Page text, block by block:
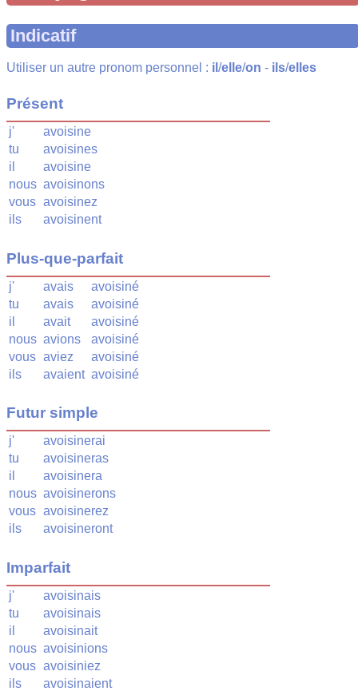
Indicatif
Utiliser un autre pronom personnel : il /elle/on - ils/elles
Présent
j'
avoisine
tu
avoisines
il
avoisine
nous avoisinons
vous avoisinez
ils
avoisinent
Plus-que-parfait
j' avais
avoisiné
tu
avais
avoisiné
il
avait
avoisiné
nous avions
avoisiné
vous aviez
avoisiné
ils
avaient avoisiné
Futur simple
j'
avoisinerai
tu
avoisineras
il
avoisinera
nous avoisinerons
vous avoisinerez
ils
avoisineront
Imparfait
j'
avoisinais
tu
avoisinais
il
avoisinait
nous avoisinions
vous avoisiniez
ils
avoisinaient